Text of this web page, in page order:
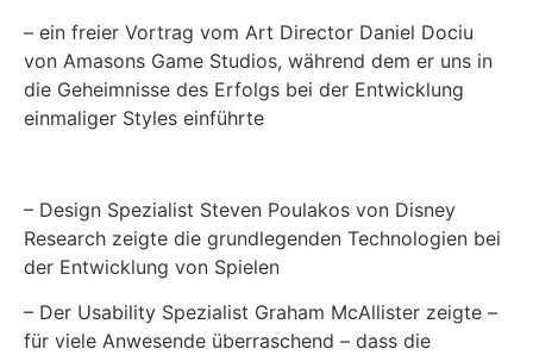
– ein freier Vortrag vom Art Director Daniel Dociu
von Amasons Game Studios, während dem er uns in
die Geheimnisse des Erfolgs bei der Entwicklung
einmaliger Styles einführte
– Design Spezialist Steven Poulakos von Disney
Research zeigte die grundlegenden Technologien bei
der Entwicklung von Spielen
– Der Usability Spezialist Graham McAllister zeigte –
für viele Anwesende überraschend – dass die